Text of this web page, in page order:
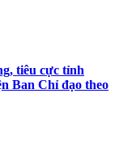
tiêu cực tỉnh
Ban Chỉ đạo theo